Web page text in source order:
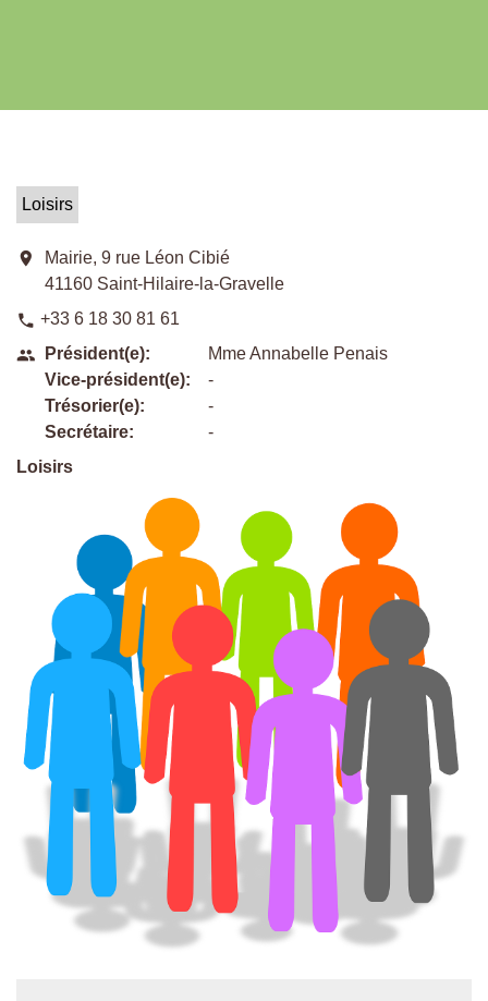
Loisirs
location_on
Mairie, 9 rue Léon Cibié
41160 Saint-Hilaire-la-Gravelle
phone +33 6 18 30 81 61
people
Président(e):
Vice-président(e):
Trésorier(e):
Secrétaire:
Mme Annabelle Penais
-
-
-
Loisirs